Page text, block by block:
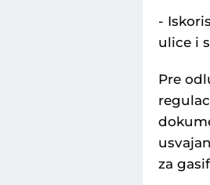
-
ulice i
Pre
za